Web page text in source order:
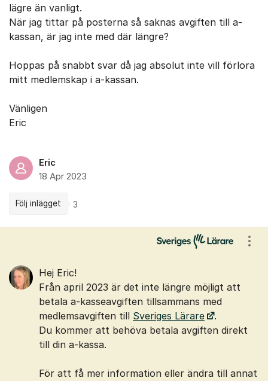
lägre än vanligt.
När jag tittar på posterna så saknas avgiften till a-
kassan, är jag inte med där längre?
Hoppas på snabbt svar då jag absolut inte vill förlora
mitt medlemskap i a-kassan.
Vänligen
Eric
Eric
18 Apr 2023
Följ inlägget 3
Hej Eric!
Från april 2023 är det inte längre möjligt att
betala a-kasseavgiften tillsammans med
medlemsavgiften till Sveriges Lärare
.
Du kommer att behöva betala avgiften direkt
till din a-kassa.
För att få mer information eller ändra till annat